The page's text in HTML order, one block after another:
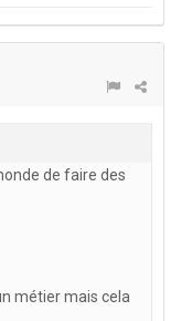
de faire des
métier mais cela